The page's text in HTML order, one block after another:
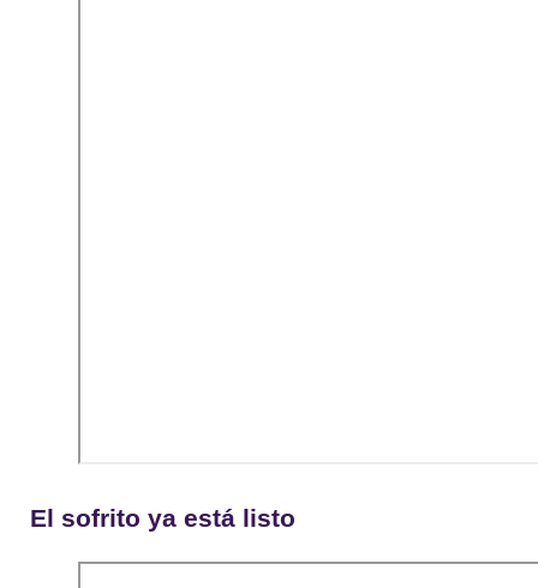
El sofrito ya está listo